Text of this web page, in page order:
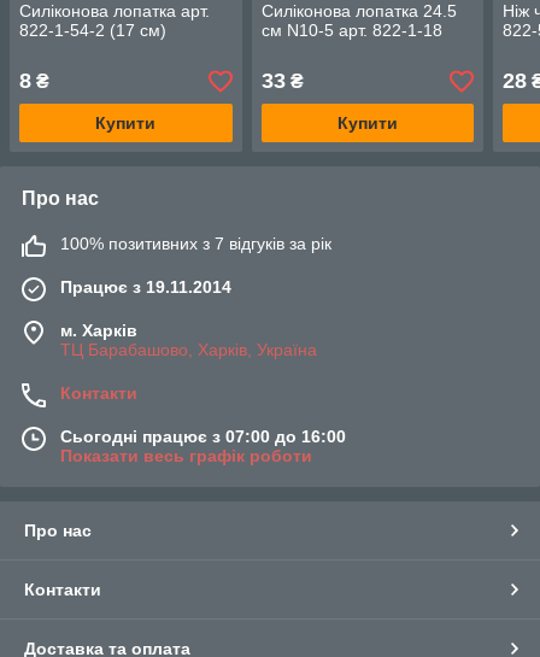
Силіконова лопатка арт.
822-1-54-2 (17 см)
8 ₴
Купити
Силіконова лопатка 24.5
см N10-5 арт. 822-1-18
33₴
Купити
Ніж
28
Про нас
100% позитивних з 7 відгуків за рік
Працює з 19.11.2014
м. Харків
ТЦ Барабашово, Харків, Україна
Контакти
Сьогодні працює з 07:00 до 16:00
Показати весь графік роботи
Про нас
Контакти
Доставка та оплата